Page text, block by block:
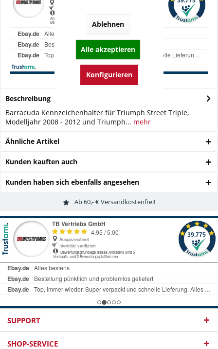
Beschreibung
Barracuda Kennzeichenhalter für Triumph Street Triple,
Modelljahr 2008 - 2012 und Triumph... mehr
Ähnliche Artikel
Kunden kauften auch
Kunden haben sich ebenfalls angesehen
Ab 60,- € Versandkostenfrei!
SUPPORT
SHOP-SERVICE
Ablehnen
Alle akzeptieren
Konfigurieren